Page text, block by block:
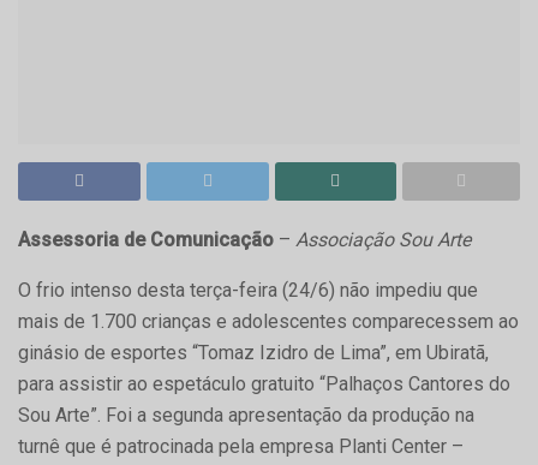
Assessoria de Comunicação – Associação Sou Arte
O frio intenso desta terça-feira (24/6) não impediu que
mais de 1.700 crianças e adolescentes comparecessem ao
ginásio de esportes “Tomaz Izidro de Lima”, em Ubiratã,
para assistir ao espetáculo gratuito “Palhaços Cantores do
Sou Arte”. Foi a segunda apresentação da produção na
turnê que é patrocinada pela empresa Planti Center –